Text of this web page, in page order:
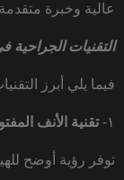
عالية وخبرة
التقنيات الجراحية
فيما يلي أبرز
١- تقنية الأنف
توفر رؤية أوضح